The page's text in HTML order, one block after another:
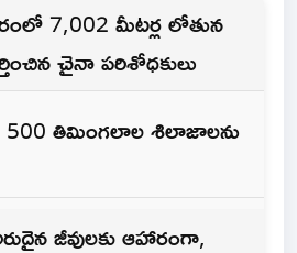
7,002 మీటర్ల లోతున
చైనా పరిశోధకులు
500 తిమింగలాల శిలాజాలను
జీవులకు ఆహారంగా,